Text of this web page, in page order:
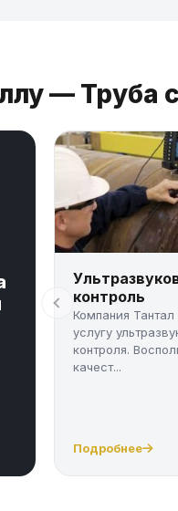
— Труба
контроль
Компания
услугу
контроля.
качест...
Подробнее